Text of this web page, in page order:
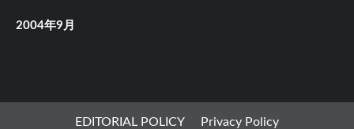
2004年9月
EDITORIAL POLICY Privacy Policy